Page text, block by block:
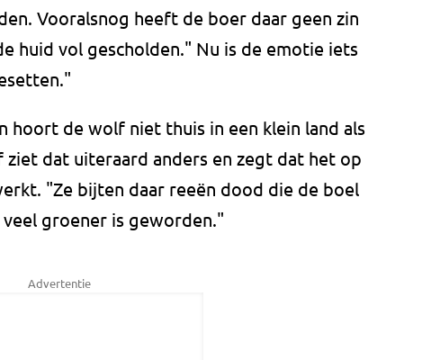
Vooralsnog heeft de boer daar geen zin
huid vol gescholden." Nu is de emotie iets
hoort de wolf niet thuis in een klein land als
dat uiteraard anders en zegt dat het op
"Ze bijten daar reeën dood die de boel
groener is geworden."
Advertentie